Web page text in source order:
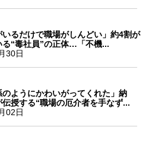
いるだけで職場がしんどい」約4割が
る“毒社員”の正体…「不機...
30日
のようにかわいがってくれた」納
授する“職場の厄介者を手なず...
02日